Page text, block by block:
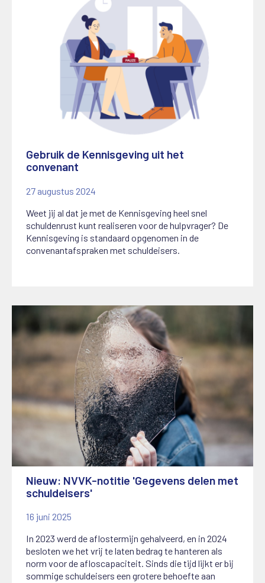
Gebruik de Kennisgeving uit het
convenant
27 augustus 2024
Weet jij al dat je met de Kennisgeving heel snel
schuldenrust kunt realiseren voor de hulpvrager? De
Kennisgeving is standaard opgenomen in de
convenantafspraken met schuldeisers.
Nieuw: NVVK-notitie 'Gegevens delen met
schuldeisers'
16 juni 2025
In 2023 werd de aflostermijn gehalveerd, en in 2024
besloten we het vrij te laten bedrag te hanteren als
norm voor de afloscapaciteit. Sinds die tijd lijkt er bij
sommige schuldeisers een grotere behoefte aan